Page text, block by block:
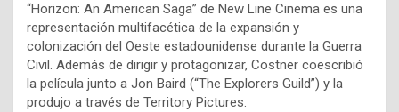
“Horizon: An American Saga” de New Line Cinema es una
representación multifacética de la expansión y
colonización del Oeste estadounidense durante la Guerra
Civil. Además de dirigir y protagonizar, Costner coescribió
la película junto a Jon Baird (“The Explorers Guild”) y la
produjo a través de Territory Pictures.